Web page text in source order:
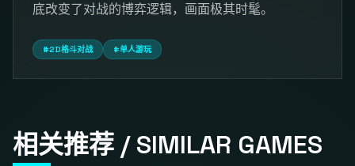
底改变了对战的博弈逻辑，画面极其时髦。
#2D格斗对战 #单人游玩
相关推荐 / SIMILAR GAMES